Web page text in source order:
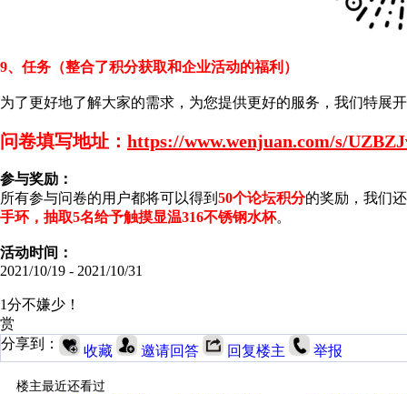
9、任务（整合了积分获取和企业活动的福利）
为了更好地了解大家的需求，为您提供更好的服务，我们特展
问卷填写地址： https://www.wenjuan.com/s/
参与奖励：
所有参与问卷的用户都将可以得到 50个论坛积分的奖励，我们
手环，抽取5名给予触摸显温316不锈钢水杯。
活动时间：
2021/10/19 - 2021/10/31
1分不嫌少！
赏
分享到：
收藏 邀请回答 回复楼主 举报
楼主最近还看过